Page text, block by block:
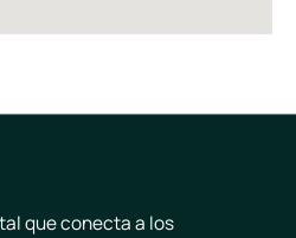
que conecta a los